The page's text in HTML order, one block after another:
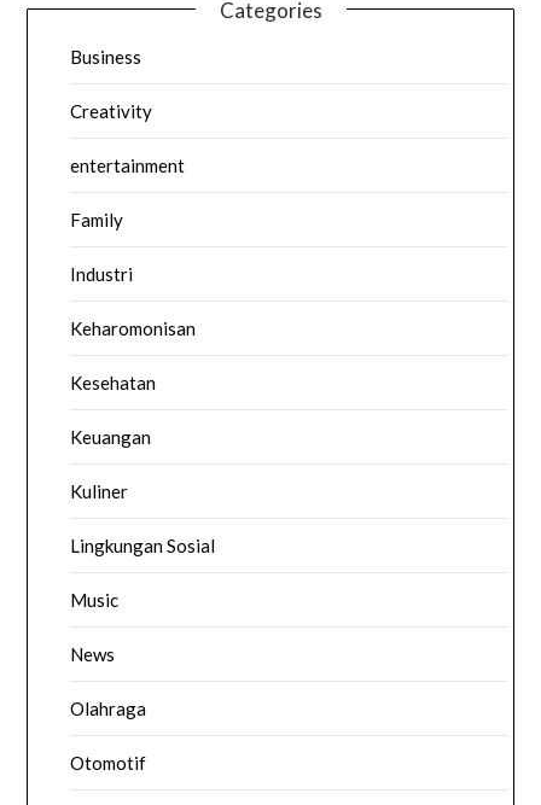
Categories
Business
Creativity
entertainment
Family
Industri
Keharomonisan
Kesehatan
Keuangan
Kuliner
Lingkungan Sosial
Music
News
Olahraga
Otomotif